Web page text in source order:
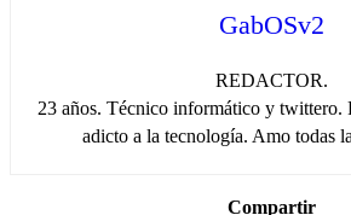
GabOSv2
REDACTOR.
23 años. Técnico informático y twittero.
adicto a la tecnología. Amo todas
Compartir